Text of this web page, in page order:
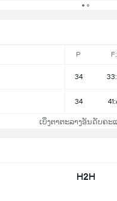
P
34
34
ເບິ່ງຕາຕະລາງອັນດັບຄະ
H2H